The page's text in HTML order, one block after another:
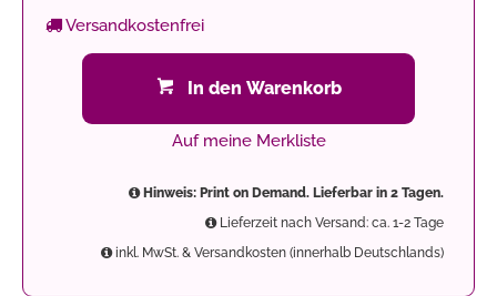
Versandkostenfrei
In den Warenkorb
Auf meine Merkliste
Hinweis: Print on Demand. Lieferbar in 2 Tagen.
Lieferzeit nach Versand: ca. 1-2 Tage
inkl. MwSt. & Versandkosten (innerhalb Deutschlands)